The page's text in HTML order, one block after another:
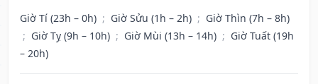
Giờ Tí (23h – 0h) ; Giờ Sửu (1h – 2h) ; Giờ Thìn (7h – 8h)
; Giờ Tỵ (9h – 10h) ; Giờ Mùi (13h – 14h) ; Giờ Tuất (19h
– 20h)